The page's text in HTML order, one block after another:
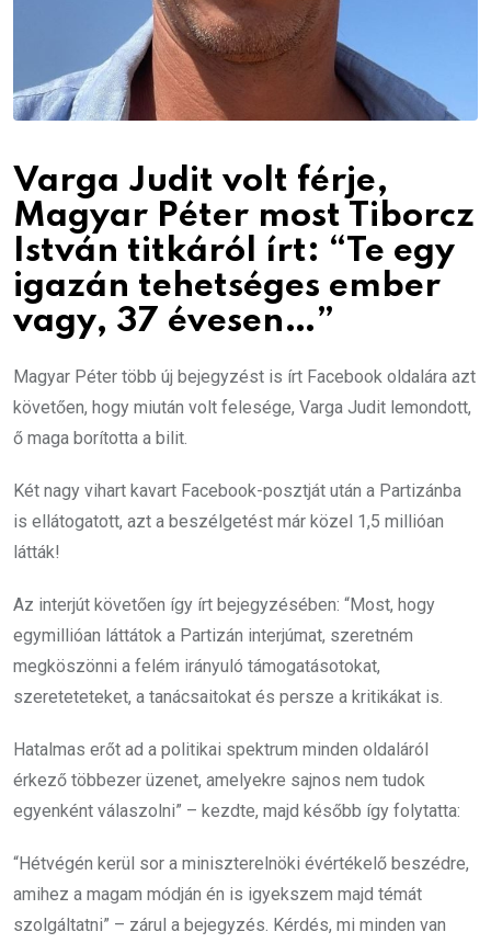
Varga Judit volt férje,
Magyar Péter most Tiborcz
István titkáról írt: “Te egy
igazán tehetséges ember
vagy, 37 évesen…”
Magyar Péter több új bejegyzést is írt Facebook oldalára azt
követően, hogy miután volt felesége, Varga Judit lemondott,
ő maga borította a bilit.
Két nagy vihart kavart Facebook-posztját után a Partizánba
is ellátogatott, azt a beszélgetést már közel 1,5 millióan
látták!
Az interjút követően így írt bejegyzésében: “Most, hogy
egymillióan láttátok a Partizán interjúmat, szeretném
megköszönni a felém irányuló támogatásotokat,
szereteteteket, a tanácsaitokat és persze a kritikákat is.
Hatalmas erőt ad a politikai spektrum minden oldaláról
érkező többezer üzenet, amelyekre sajnos nem tudok
egyenként válaszolni” – kezdte, majd később így folytatta:
“Hétvégén kerül sor a miniszterelnöki évértékelő beszédre,
amihez a magam módján én is igyekszem majd témát
szolgáltatni” – zárul a bejegyzés. Kérdés, mi minden van